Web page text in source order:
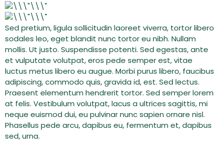
Sed pretium, ligula sollicitudin laoreet viverra, tortor libero
sodales leo, eget blandit nunc tortor eu nibh. Nullam
mollis. Ut justo. Suspendisse potenti. Sed egestas, ante
et vulputate volutpat, eros pede semper est, vitae
luctus metus libero eu augue. Morbi purus libero, faucibus
adipiscing, commodo quis, gravida id, est. Sed lectus.
Praesent elementum hendrerit tortor. Sed semper lorem
at felis. Vestibulum volutpat, lacus a ultrices sagittis, mi
neque euismod dui, eu pulvinar nunc sapien ornare nisl.
Phasellus pede arcu, dapibus eu, fermentum et, dapibus
sed, urna.